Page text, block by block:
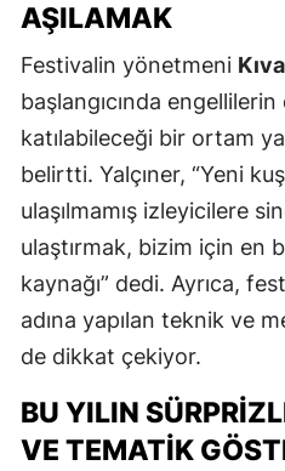
AŞILAMAK
Festivalin yönetmeni
başlangıcında
katılabileceği bir ortam
belirtti. Yalçıner, “Yeni
ulaşılmamış izleyicilere
ulaştırmak, bizim için en
kaynağı” dedi. Ayrıca,
adına yapılan teknik ve
de dikkat çekiyor.
BU YILIN
VE TEMATIK